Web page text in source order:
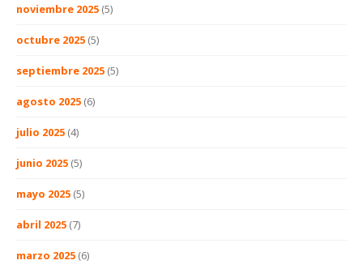
noviembre 2025 (5)
octubre 2025 (5)
septiembre 2025 (5)
agosto 2025 (6)
julio 2025 (4)
junio 2025 (5)
mayo 2025 (5)
abril 2025 (7)
marzo 2025 (6)